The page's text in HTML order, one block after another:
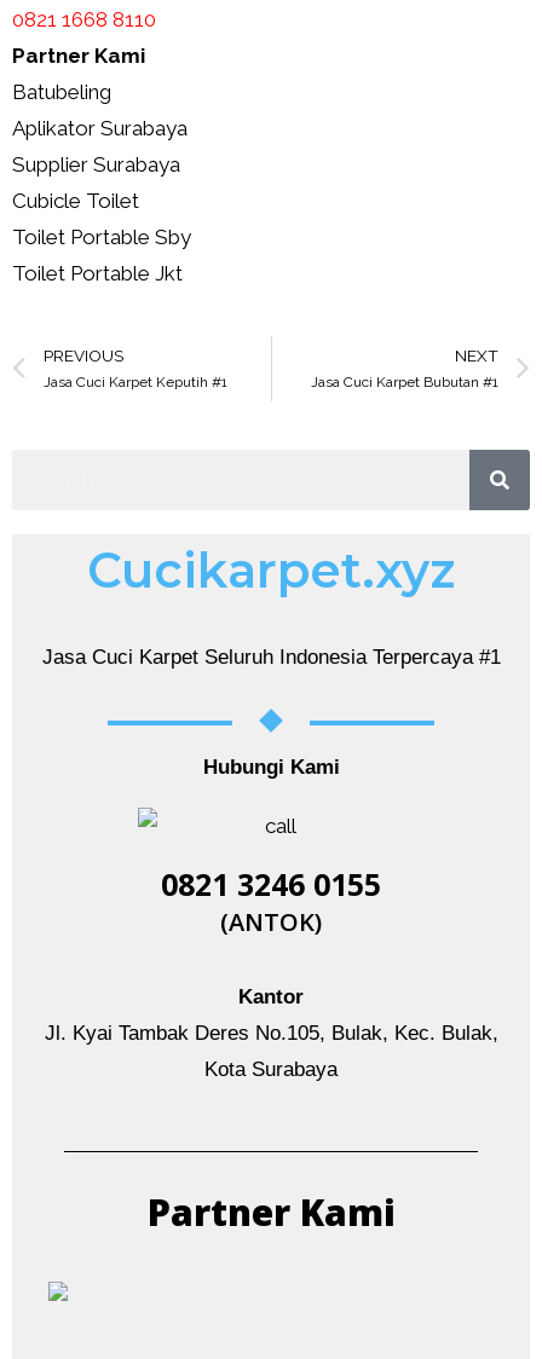
0821 1668 8110
Partner Kami
Batubeling
Aplikator Surabaya
Supplier Surabaya
Cubicle Toilet
Toilet Portable Sby
Toilet Portable Jkt
PREVIOUS
Jasa Cuci Karpet Keputih #1
NEXT
Jasa Cuci Karpet Bubutan #1
Cucikarpet.xyz
Jasa Cuci Karpet Seluruh Indonesia Terpercaya #1
Hubungi Kami
0821 3246 0155​
(ANTOK)
Kantor
Jl. Kyai Tambak Deres No.105, Bulak, Kec. Bulak,
Kota Surabaya
Partner Kami